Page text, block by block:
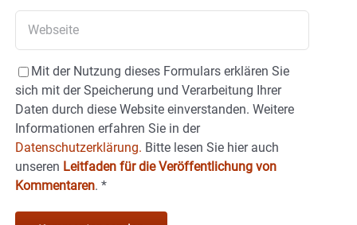
Mit der Nutzung dieses Formulars erklären Sie
sich mit der Speicherung und Verarbeitung Ihrer
Daten durch diese Website einverstanden. Weitere
Informationen erfahren Sie in der
Datenschutzerklärung. Bitte lesen Sie hier auch
unseren Leitfaden für die Veröffentlichung von
Kommentaren. *